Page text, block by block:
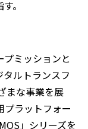
。
プミッションと
ルトランスフ
まな事業を展
プラットフォー
」シリーズを